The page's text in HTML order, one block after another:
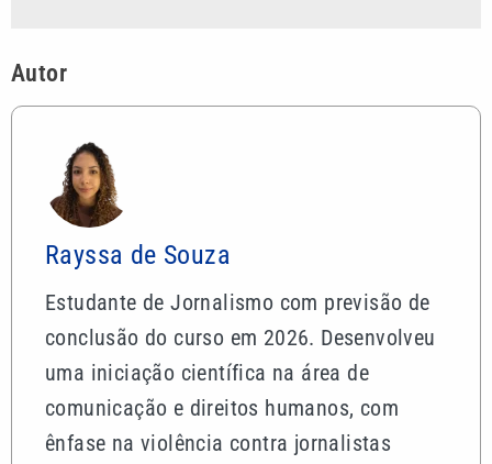
Autor
Rayssa de Souza
Estudante de Jornalismo com previsão de
conclusão do curso em 2026. Desenvolveu
uma iniciação científica na área de
comunicação e direitos humanos, com
ênfase na violência contra jornalistas